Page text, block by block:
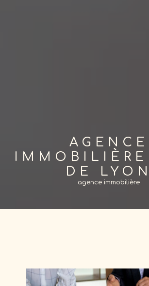
AGENCE
IMMOBILIÈRE
DE LYON
agence immobilière